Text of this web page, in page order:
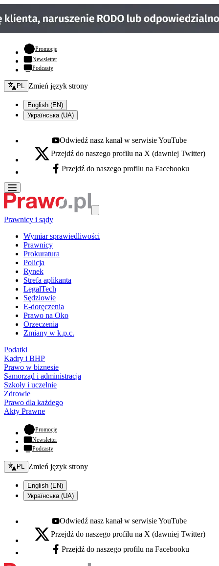
Promocje- otwiera się w nowej karcie
Newsletter
Podcasty
Zmień język - bieżący:
PL Zmień język strony
English (EN)
Українська (UA)
Youtube - otwiera się w nowej karcie
Odwiedź nasz kanał w serwisie YouTube
X - otwiera się w nowej karcie
Przejdź do naszego profilu na X (dawniej Twitter)
Facebook - otwiera się w nowej karcie
Przejdź do naszego profilu na Facebooku
Prawnicy i sądy
Wymiar sprawiedliwości
Prawnicy
Prokuratura
Policja
Rynek
Strefa aplikanta
LegalTech
Sędziowie
E-doręczenia
Prawo na Oko
Orzeczenia
Zmiany w k.p.c.
Podatki
Kadry i BHP
Prawo w biznesie
Samorząd i administracja
Szkoły i uczelnie
Zdrowie
Prawo dla każdego
Akty Prawne
Promocje- otwiera się w nowej karcie
Newsletter
Podcasty
Zmień język - bieżący:
PL Zmień język strony
English (EN)
Українська (UA)
Youtube - otwiera się w nowej karcie
Odwiedź nasz kanał w serwisie YouTube
X - otwiera się w nowej karcie
Przejdź do naszego profilu na X (dawniej Twitter)
Facebook - otwiera się w nowej karcie
Przejdź do naszego profilu na Facebooku